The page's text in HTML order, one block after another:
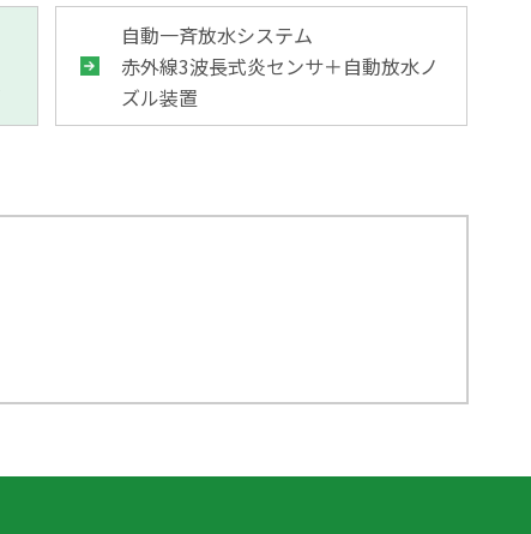
自動一斉放水システム
赤外線3波長式炎センサ＋自動放水ノ
ズル装置